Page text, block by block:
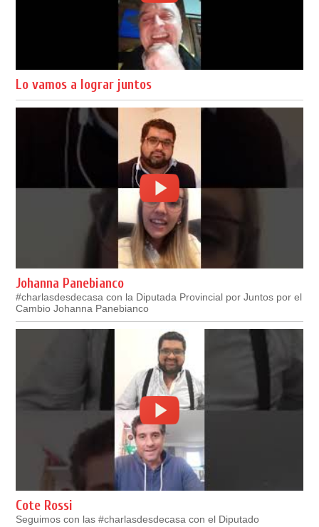
Lo vamos a lograr juntos
Johanna Panebianco
#charlasdesdecasa con la Diputada Provincial por Juntos por el
Cambio Johanna Panebianco
Cote Rossi
Seguimos con las #charlasdesdecasa con el Diputado